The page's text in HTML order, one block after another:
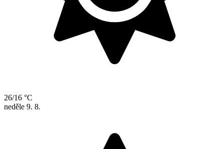
26/16 °C
neděle 9. 8.